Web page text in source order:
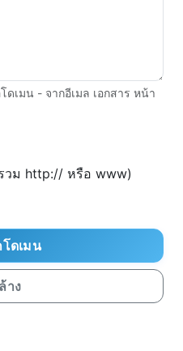
ดเมน - จากอีเมล เอกสาร หน้า
วม http:// หรือ www)
ดเมน
ล้าง